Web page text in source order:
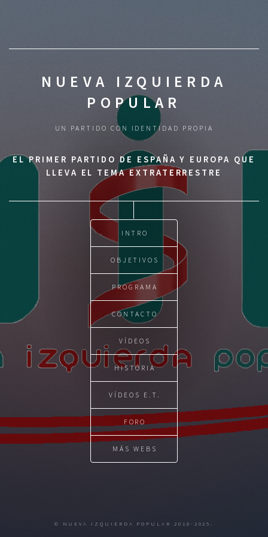
NUEVA IZQUIERDA
POPULAR
UN PARTIDO CON IDENTIDAD PROPIA
EL PRIMER PARTIDO DE ESPAÑA Y EUROPA QUE
LLEVA EL TEMA EXTRATERRESTRE
INTRO
OBJETIVOS
PROGRAMA
CONTACTO
VÍDEOS
HISTÓRIA
VÍDEOS E.T.
FORO
MÁS WEBS
© NUEVA IZQUIERDA POPULAR 2018-2025.